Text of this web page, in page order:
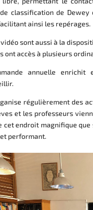
classification de Dewey
ainsi les repérages.
sont aussi à la
ont accès à plusieurs
annuelle
régulièrement des
et les professeurs
cet endroit magnifique
performant.